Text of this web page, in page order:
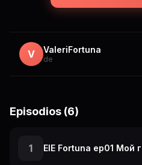
нет — сколько это стоит
истории в формате Shorts.
V ValeriFortuna
de
Episodios (6)
1